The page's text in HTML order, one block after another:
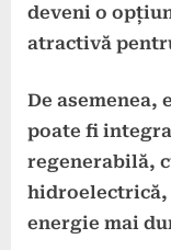
deveni o
atractivă
De
poate fi
regenerabilă,
hidroelectrică,
energie mai